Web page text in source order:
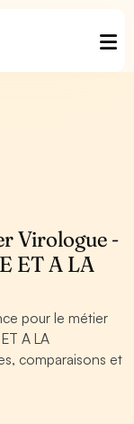
Virologue -
ET A LA
pour le métier
A LA
comparaisons et